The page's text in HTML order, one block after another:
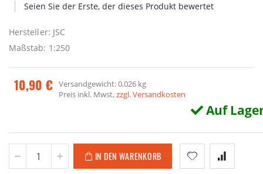
Seien Sie der Erste, der dieses Produkt bewertet
Hersteller: JSC
Maßstab: 1:250
10,90 € Versandgewicht: 0,026 kg
Preis inkl. Mwst,zzgl. Versandkosten
Auf
IN DEN WARENKORB